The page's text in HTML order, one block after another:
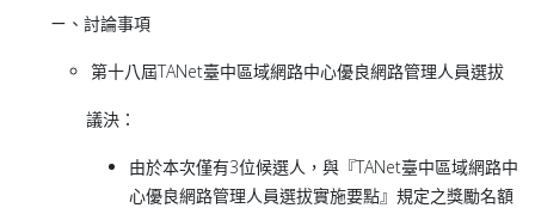
ㄧ、討論事項
第十八屆TANet臺中區域網路中心優良網路管理人員選拔
議決：
由於本次僅有3位候選人，與『TANet臺中區域網路中
心優良網路管理人員選拔實施要點』規定之獎勵名額